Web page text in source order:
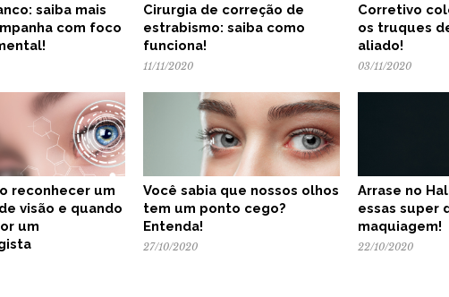
saiba mais
com foco
Cirurgia de correção de
estrabismo: saiba como
funciona!
11/11/2020
Corretivo
os truques
aliado!
03/11/2020
reconhecer um
visão e quando
um
Você sabia que nossos olhos
tem um ponto cego?
Entenda!
27/10/2020
Arrase no
essas super
maquiagem!
22/10/2020